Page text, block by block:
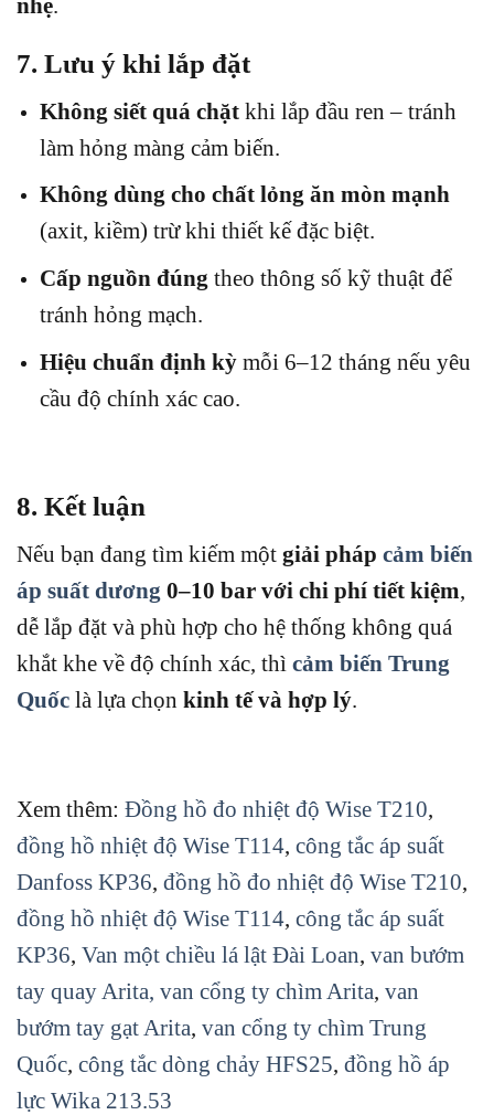
nhẹ.
7. Lưu ý khi lắp đặt
Không siết quá chặtkhi lắp đầu ren – tránh
làm hỏng màng cảm biến.
Không dùng cho chất lỏng ăn mòn mạnh
(axit, kiềm) trừ khi thiết kế đặc biệt.
Cấp nguồn đúng theo thông số kỹ thuật để
tránh hỏng mạch.
Hiệu chuẩn định kỳmỗi 6–12 tháng nếu yêu
cầu độ chính xác cao.
8. Kết luận
Nếu bạn đang tìm kiếm một giải pháp cảm biến
áp suất dương 0–10 bar với chi phí tiết kiệm,
dễ lắp đặt và phù hợp cho hệ thống không quá
khắt khe về độ chính xác, thì cảm biến Trung
Quốc là lựa chọn kinh tế và hợp lý.
Xem thêm: Đồng hồ đo nhiệt độ Wise T210,
đồng hồ nhiệt độ Wise T114, công tắc áp suất
Danfoss KP36, đồng hồ đo nhiệt độ Wise T210,
đồng hồ nhiệt độ Wise T114, công tắc áp suất
KP36, Van một chiều lá lật Đài Loan, van bướm
tay quay Arita, van cổng ty chìm Arita, van
bướm tay gạt Arita, van cổng ty chìm Trung
Quốc, công tắc dòng chảy HFS25, đồng hồ áp
lực Wika 213.53